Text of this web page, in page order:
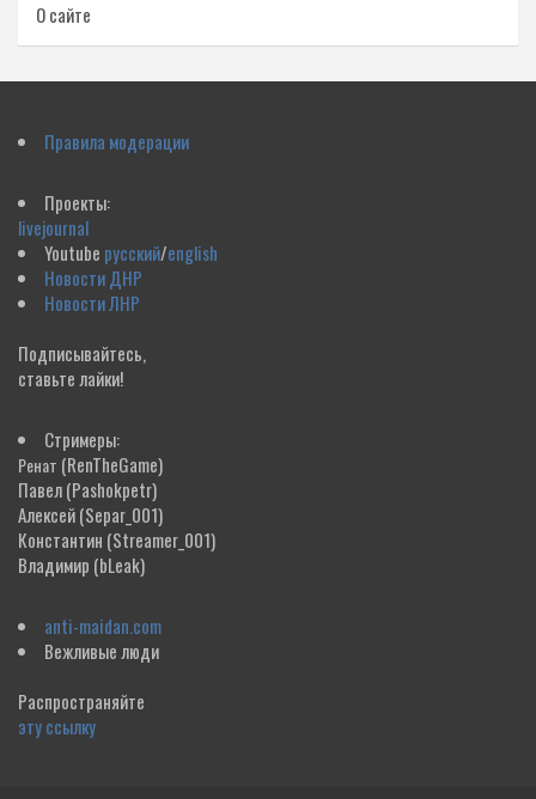
О сайте
Правила модерации
Проекты:
livejournal
Youtube русский/english
Новости ДНР
Новости ЛНР
Подписывайтесь,
ставьте лайки!
Стримеры:
Ренат (RenTheGame)
Павел(Pashokpetr)
Алексей(Separ_001)
Константин (Streamer_001)
Владимир (bLeak)
anti-maidan.com
Вежливые люди
Распространяйте
эту ссылку